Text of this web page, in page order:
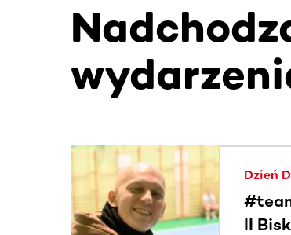
Ta sekcja zawiera treści przewijane
Dzień
II